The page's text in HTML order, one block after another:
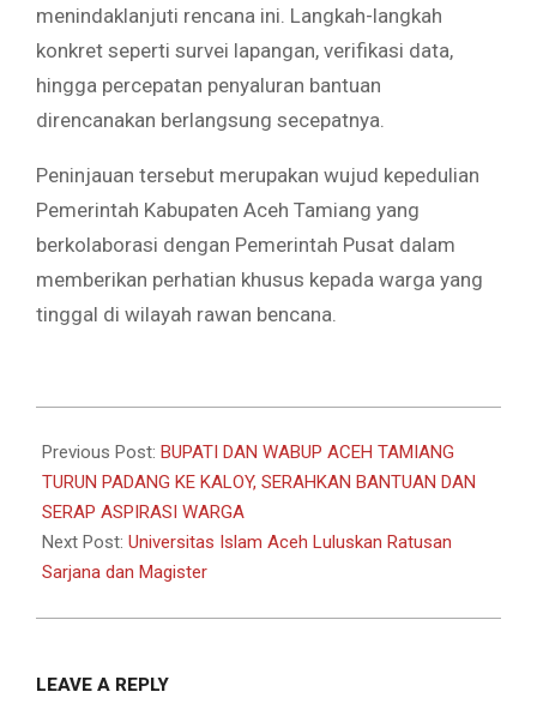
menindaklanjuti rencana ini. Langkah-langkah
konkret seperti survei lapangan, verifikasi data,
hingga percepatan penyaluran bantuan
direncanakan berlangsung secepatnya.
Peninjauan tersebut merupakan wujud kepedulian
Pemerintah Kabupaten Aceh Tamiang yang
berkolaborasi dengan Pemerintah Pusat dalam
memberikan perhatian khusus kepada warga yang
tinggal di wilayah rawan bencana.
10-
18
Previous Post: BUPATI DAN WABUP ACEH TAMIANG
TURUN PADANG KE KALOY, SERAHKAN BANTUAN DAN
SERAP ASPIRASI WARGA
Next Post: Universitas Islam Aceh Luluskan Ratusan
Sarjana dan Magister
LEAVE A REPLY